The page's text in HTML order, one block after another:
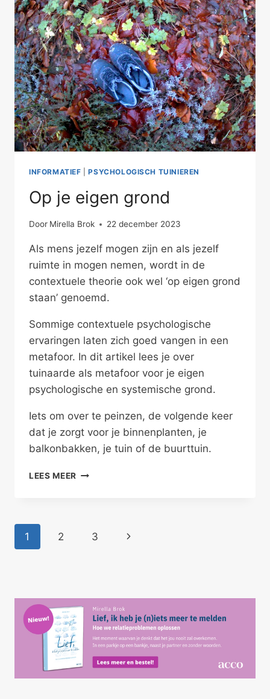
INFORMATIEF |PSYCHOLOGISCH TUINIEREN
Op je eigen grond
Door Mirella Brok 22 december 2023
Als mens jezelf mogen zijn en als jezelf
ruimte in mogen nemen, wordt in de
contextuele theorie ook wel ‘op eigen grond
staan’ genoemd.
Sommige contextuele psychologische
ervaringen laten zich goed vangen in een
metafoor. In dit artikel lees je over
tuinaarde als metafoor voor je eigen
psychologische en systemische grond.
Iets om over te peinzen, de volgende keer
dat je zorgt voor je binnenplanten, je
balkonbakken, je tuin of de buurttuin.
LEES MEER OP
Paginanavigatie
1 2 3
Volgende